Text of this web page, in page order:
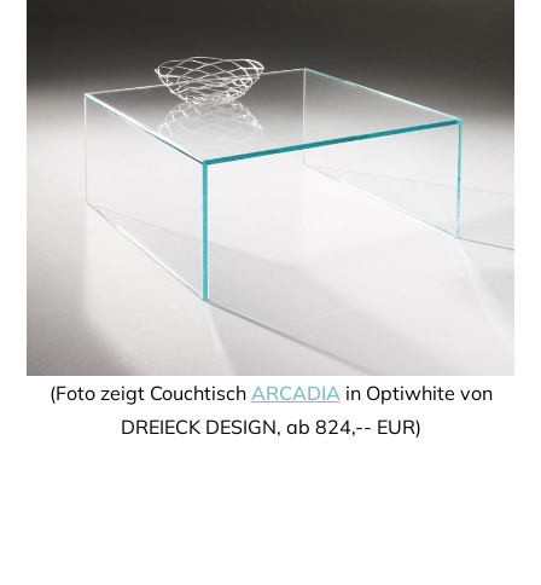
(Foto zeigt Couchtisch ARCADIA in Optiwhite von
DREIECK DESIGN, ab 824,-- EUR)